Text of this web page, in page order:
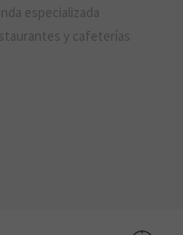
especializada
y cafeterías